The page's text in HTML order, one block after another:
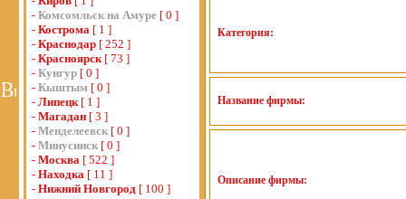
- Комсомльск на Амуре [ 0 ]
- Кострома [ 1 ]
- Краснодар [ 252 ]
- Красноярск[ 73 ]
- Кунгур [ 0 ]
- Кыштым [ 0 ]
- Липецк[ 1 ]
- Магадан [ 3 ]
- Менделеевск [ 0 ]
- Минусинск [ 0 ]
- Москва [ 522 ]
- Находка [ 11 ]
- Нижний Новгород [ 100 ]
Категория:
Название фирмы:
Описание фирмы: